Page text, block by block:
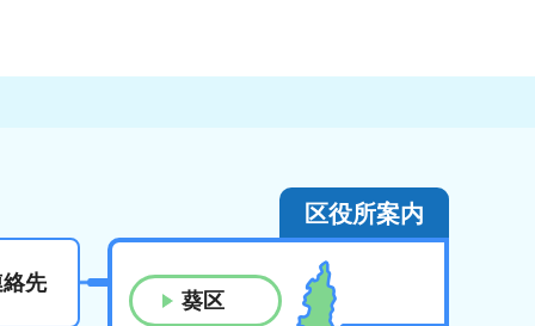
先
区役所案内
葵区